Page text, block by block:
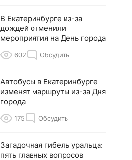
В Екатеринбурге из-за
дождей отменили
мероприятия на День города
602 Обсудить
Автобусы в Екатеринбурге
изменят маршруты из-за Дня
города
175 Обсудить
Загадочная гибель уральца:
пять главных вопросов